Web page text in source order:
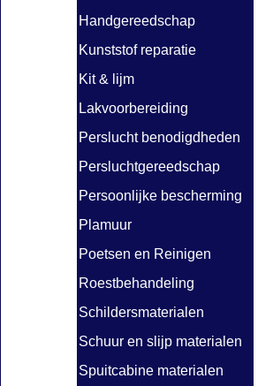
Handgereedschap
Kunststof reparatie
Kit & lijm
Lakvoorbereiding
Perslucht benodigdheden
Persluchtgereedschap
Persoonlijke bescherming
Plamuur
Poetsen en Reinigen
Roestbehandeling
Schildersmaterialen
Schuur en slijp materialen
Spuitcabine materialen